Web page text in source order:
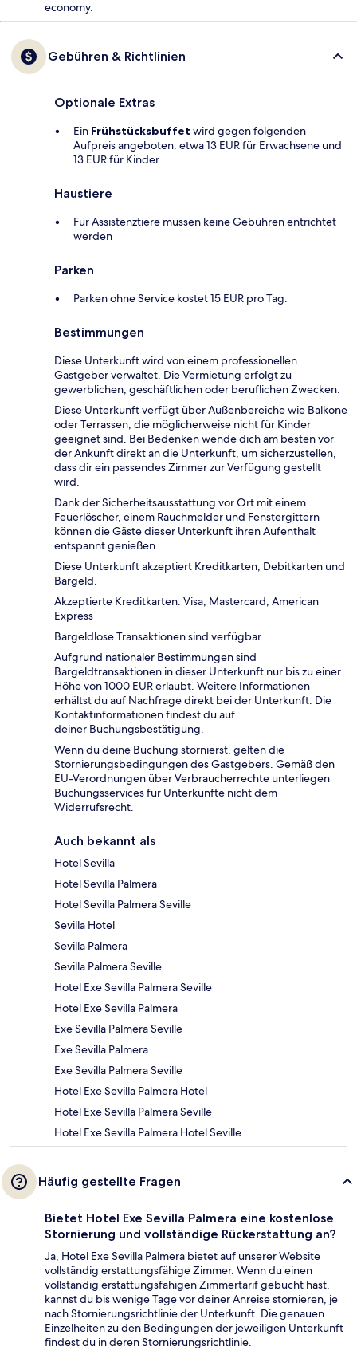
economy.
Gebühren & Richtlinien
Optionale Extras
Ein Frühstücksbuffet wird gegen folgenden
Aufpreis angeboten: etwa 13 EUR für Erwachsene und
13 EUR für Kinder
Haustiere
Für Assistenztiere müssen keine Gebühren entrichtet
werden
Parken
Parken ohne Service kostet 15 EUR pro Tag.
Bestimmungen
Diese Unterkunft wird von einem professionellen
Gastgeber verwaltet. Die Vermietung erfolgt zu
gewerblichen, geschäftlichen oder beruflichen Zwecken.
Diese Unterkunft verfügt über Außenbereiche wie Balkone
oder Terrassen, die möglicherweise nicht für Kinder
geeignet sind. Bei Bedenken wende dich am besten vor
der Ankunft direkt an die Unterkunft, um sicherzustellen,
dass dir ein passendes Zimmer zur Verfügung gestellt
wird.
Dank der Sicherheitsausstattung vor Ort mit einem
Feuerlöscher, einem Rauchmelder und Fenstergittern
können die Gäste dieser Unterkunft ihren Aufenthalt
entspannt genießen.
Diese Unterkunft akzeptiert Kreditkarten, Debitkarten und
Bargeld.
Akzeptierte Kreditkarten: Visa, Mastercard, American
Express
Bargeldlose Transaktionen sind verfügbar.
Aufgrund nationaler Bestimmungen sind
Bargeldtransaktionen in dieser Unterkunft nur bis zu einer
Höhe von 1000 EUR erlaubt. Weitere Informationen
erhältst du auf Nachfrage direkt bei der Unterkunft. Die
Kontaktinformationen findest du auf
deiner Buchungsbestätigung.
Wenn du deine Buchung stornierst, gelten die
Stornierungsbedingungen des Gastgebers. Gemäß den
EU-Verordnungen über Verbraucherrechte unterliegen
Buchungsservices für Unterkünfte nicht dem
Widerrufsrecht.
Auch bekannt als
Hotel Sevilla
Hotel Sevilla Palmera
Hotel Sevilla Palmera Seville
Sevilla Hotel
Sevilla Palmera
Sevilla Palmera Seville
Hotel Exe Sevilla Palmera Seville
Hotel Exe Sevilla Palmera
Exe Sevilla Palmera Seville
Exe Sevilla Palmera
Exe Sevilla Palmera Seville
Hotel Exe Sevilla Palmera Hotel
Hotel Exe Sevilla Palmera Seville
Hotel Exe Sevilla Palmera Hotel Seville
Häufig gestellte Fragen
Bietet Hotel Exe Sevilla Palmera eine kostenlose
Stornierung und vollständige Rückerstattung an?
Ja, Hotel Exe Sevilla Palmera bietet auf unserer Website
vollständig erstattungsfähige Zimmer. Wenn du einen
vollständig erstattungsfähigen Zimmertarif gebucht hast,
kannst du bis wenige Tage vor deiner Anreise stornieren, je
nach Stornierungsrichtlinie der Unterkunft. Die genauen
Einzelheiten zu den Bedingungen der jeweiligen Unterkunft
findest du in deren Stornierungsrichtlinie.